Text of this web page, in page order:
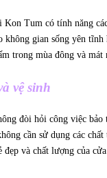
Kon Tum có tính năng
không gian sống yên tĩnh
trong mùa đông và mát
vệ sinh
đòi hỏi công việc
cần sử dụng các
và chất lượng của